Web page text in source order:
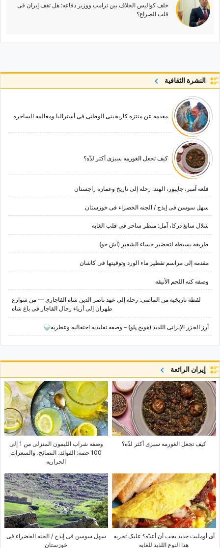
خلف کوالیس الخلاف بین ترامب ووزیر دفاعه: هل تقف إیران فی
قلب الصراع؟
النشرة الثقافية
مقدمه عن منتزه کاریجینی الوطنی فی أسترالیا ومعالمه الساحره
کیف تجعل الغورمه سبزی أکثر لذّه؟
قلعه آمبر، جایبور، الهند: رحله إلى تاریخ وعماره راجستان
سهل سوسن فی إیذج / الجنه الخضراء فی خوزستان
شلال سانغ درکا، آمل: منظر ساحر فی قلب الغابه
طریقه بسیطه لتحضیر حساء الشعیر (آش جو)
مقدمه إلى مراسم تقطیر ماء الورد وتوقیتها فی کاشان
وصفه کته اللحم الأنیقه
لقطه تاریخیه من الماضی: رحله إلى عهد ناصر الدین شاه القاجاری — من شوارع
طهران إلى أزیاء رجال القاجار فی باغ شاه
أرز الجزر الإیرانی اللذیذ (هویج پلو) – وصفه تقلیدیه احتفالیه وعطریه🍚
إيران الرائعة
کیف تجعل الغورمه سبزی أکثر لذّه؟
وصفه شراب اللیمون المنزلی من 1 إلى
100 حصه: الفوائد، النصائح، والسعرات
الحراریه
أی أوملیت جدید یجب أن أعدّه؟ علیک تجربه
هذا النوع اللذیذ للغایه
سهل سوسن فی إیذج / الجنه الخضراء فی
خوزستان